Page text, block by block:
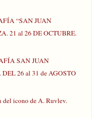
“SAN JUAN
21 al 26 DE OCTUBRE.
SAN JUAN
26 al 31 de AGOSTO
icono de A. Ruvlev.